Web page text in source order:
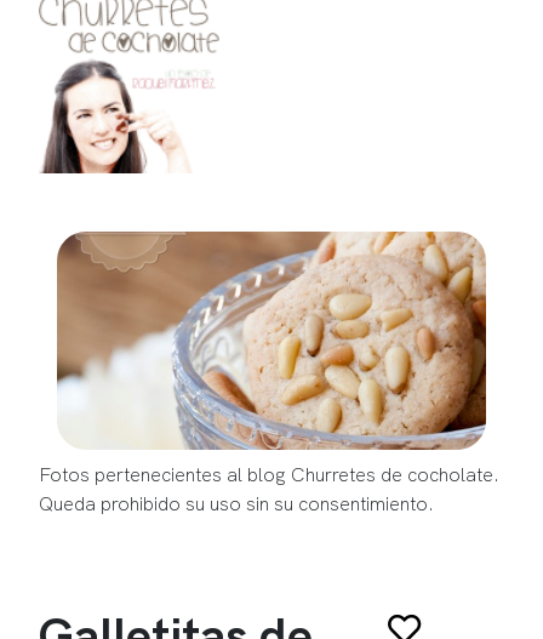
Fotos pertenecientes al blog Churretes de cocholate.
Queda prohibido su uso sin su consentimiento.